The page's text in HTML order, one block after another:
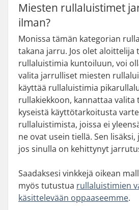
Miesten rullaluistimet
ilman?
Monissa tämän kategorian
takana jarru. Jos olet aloittelija
rullaluistimia kuntoiluun, voi
valita jarrulliset miesten
käyttää rullaluistimia
rullakiekkoon, kannattaa valita
kyseistä käyttötarkoitusta
rullaluistimista, joissa ei
ne ovat usein tiellä. Sen
jos sinulla on kehittynyt
Saadaksesi vinkkejä oikean
myös tutustua rullaluistimien
käsittelevään oppaaseemme.